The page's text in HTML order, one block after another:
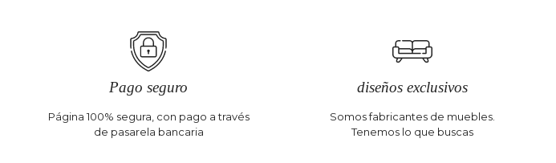
Pago seguro
Página 100% segura, con pago a través
de pasarela bancaria
diseños exclusivos
Somos fabricantes de muebles.
Tenemos lo que buscas